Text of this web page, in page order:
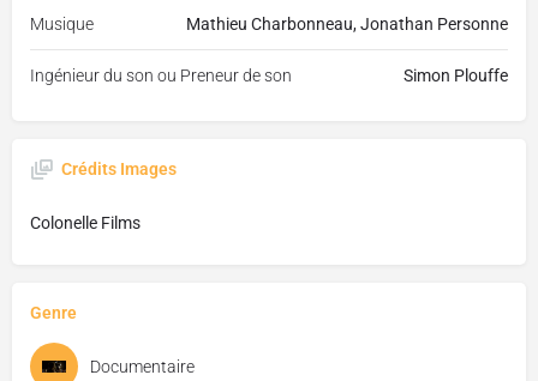
Musique Mathieu Charbonneau, Jonathan Personne
Ingénieur du son ou Preneur de son Simon Plouffe
Crédits Images
Colonelle Films
Genre
Documentaire